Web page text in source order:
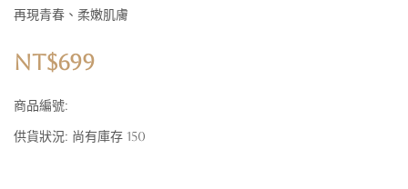
再現青春、柔嫩肌膚
NT$699
商品編號:
供貨狀況: 尚有庫存 150